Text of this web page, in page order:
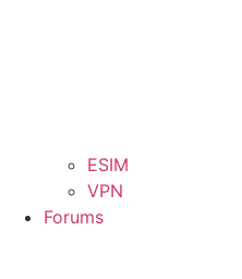
ESIM
VPN
Forums